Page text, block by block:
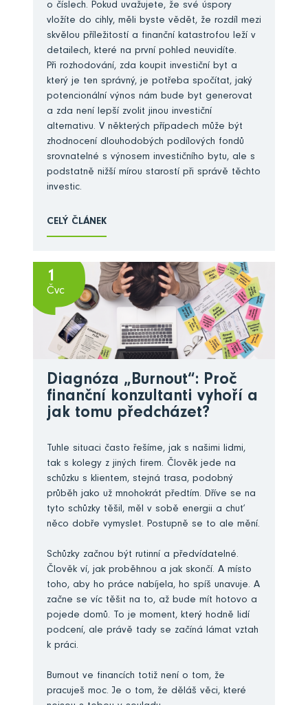
o číslech. Pokud uvažujete, že své úspory
vložíte do cihly, měli byste vědět, že rozdíl mezi
skvělou příležitostí a finanční katastrofou leží v
detailech, které na první pohled neuvidíte.
Při rozhodování, zda koupit investiční byt a
který je ten správný, je potřeba spočítat, jaký
potencionální výnos nám bude byt generovat
a zda není lepší zvolit jinou investiční
alternativu. V některých případech může být
zhodnocení dlouhodobých podílových fondů
srovnatelné s výnosem investičního bytu, ale s
podstatně nižší mírou starostí při správě těchto
investic.
CELÝ ČLÁNEK
1
Čvc
Diagnóza „Burnout“: Proč
finanční konzultanti vyhoří a
jak tomu předcházet?
Tuhle situaci často řešíme, jak s našimi lidmi,
tak s kolegy z jiných firem. Člověk jede na
schůzku s klientem, stejná trasa, podobný
průběh jako už mnohokrát předtím. Dříve se na
tyto schůzky těšil, měl v sobě energii a chuť
něco dobře vymyslet. Postupně se to ale mění.
Schůzky začnou být rutinní a předvídatelné.
Člověk ví, jak proběhnou a jak skončí. A místo
toho, aby ho práce nabíjela, ho spíš unavuje. A
začne se víc těšit na to, až bude mít hotovo a
pojede domů. To je moment, který hodně lidí
podcení, ale právě tady se začíná lámat vztah
k práci.
Burnout ve financích totiž není o tom, že
pracuješ moc. Je o tom, že děláš věci, které